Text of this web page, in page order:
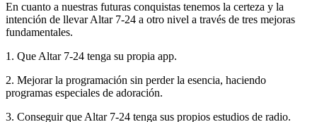
En cuanto a nuestras futuras conquistas tenemos la certeza y la
intención de llevar Altar 7-24 a otro nivel a través de tres mejoras
fundamentales.
1. Que Altar 7-24 tenga su propia app.
2. Mejorar la programación sin perder la esencia, haciendo
programas especiales de adoración.
3. Conseguir que Altar 7-24 tenga sus propios estudios de radio.